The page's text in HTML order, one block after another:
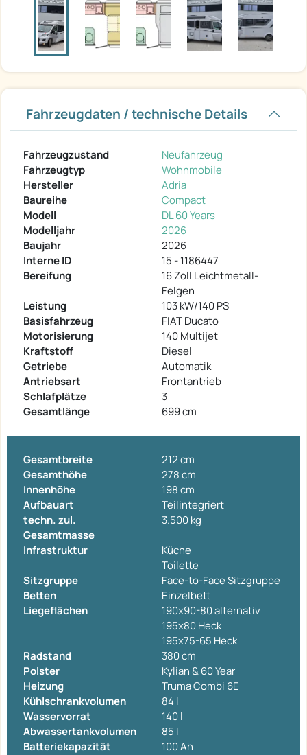
Fahrzeugdaten / technische Details
Fahrzeugzustand
Neufahrzeug
Fahrzeugtyp
Wohnmobile
Hersteller
Adria
Baureihe
Compact
Modell
DL 60 Years
Modelljahr
2026
Baujahr
2026
Interne ID
15 - 1186447
Bereifung
16 Zoll Leichtmetall-
Felgen
Leistung
103 kW/140 PS
Basisfahrzeug
FIAT Ducato
Motorisierung
140 Multijet
Kraftstoff
Diesel
Getriebe
Automatik
Antriebsart
Frontantrieb
Schlafplätze
3
Gesamtlänge
699 cm
Gesamtbreite
212 cm
Gesamthöhe
278 cm
Innenhöhe
198 cm
Aufbauart
Teilintegriert
techn. zul.
Gesamtmasse
3.500 kg
Infrastruktur
Küche
Toilette
Sitzgruppe
Face-to-Face Sitzgruppe
Betten
Einzelbett
Liegeflächen
190x90-80 alternativ
195x80 Heck
195x75-65 Heck
Radstand
380 cm
Polster
Kylian & 60 Year
Heizung
Truma Combi 6E
Kühlschrankvolumen
84 l
Wasservorrat
140 l
Abwassertankvolumen
85 l
Batteriekapazität
100 Ah